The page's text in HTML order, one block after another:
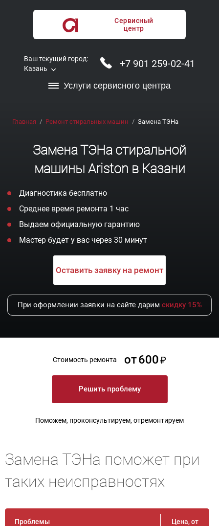
Сервисный
центр
Ваш текущий город:
Казань
+7 901 259-02-41
Услуги сервисного центра
Главная Ремонт стиральных машин Замена ТЭНа
Замена ТЭНа стиральной
машины Ariston в Казани
Диагностика бесплатно
Среднее время ремонта 1 час
Выдаем официальную гарантию
Мастер будет у вас через 30 минут
Оставить заявку на ремонт
При оформлении заявки на сайте дарим скидку 15%
Стоимость ремонта от600
Решить проблему
Поможем, проконсультируем, отремонтируем
Замена ТЭНа поможет при
таких неисправностях
Проблемы Цена, от